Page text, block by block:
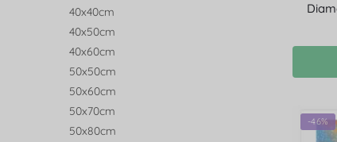
-46%
40x40cm
40x50cm
40x60cm
50x50cm
50x60cm
50x70cm
50x80cm